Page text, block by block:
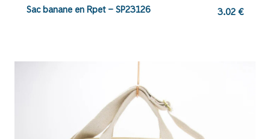
Sac banane en Rpet – SP23126 3.02 €